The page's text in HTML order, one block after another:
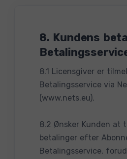
8. Kundens
8.1 Licensgiver er
Betalingsservice via
(www.nets.eu).
8.2 Ønsker Kunden at
betalinger efter
Betalingsservice,